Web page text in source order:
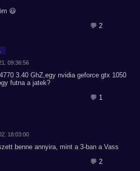
😃
💬 2
09:36:56
3.40 GhZ,egy nvidia geforce gtx 1050
futna a jatek?
💬 1
18:03:00
benne annyira, mint a 3-ban a Vass
💬 2